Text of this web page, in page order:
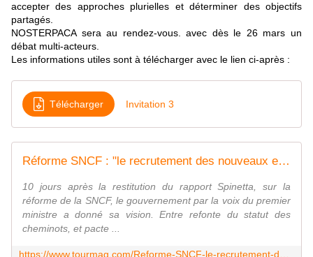
accepter des approches plurielles et déterminer des objectifs
partagés.
NOSTERPACA sera au rendez-vous. avec dès le 26 mars un
débat multi-acteurs.
Les informations utiles sont à télécharger avec le lien ci-après :
Télécharger Invitation 3
Réforme SNCF : "le recrutement des nouveaux employés se fera hors statut" Edouard Philippe
10 jours après la restitution du rapport Spinetta, sur la
réforme de la SNCF, le gouvernement par la voix du premier
ministre a donné sa vision. Entre refonte du statut des
cheminots, et pacte ...